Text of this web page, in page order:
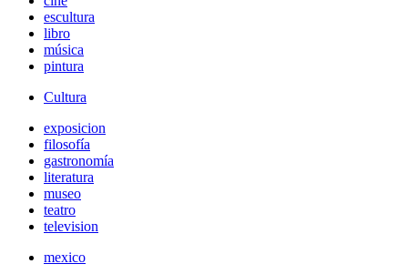
escultura
libro
música
pintura
Cultura
exposicion
filosofía
gastronomía
literatura
museo
teatro
television
mexico